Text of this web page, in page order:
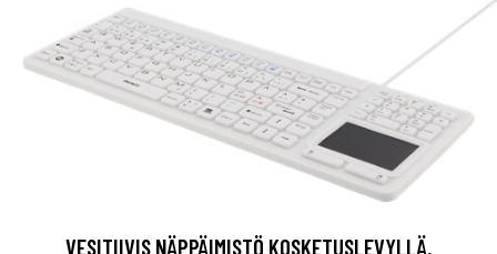
VESITIIVIS NÄPPÄIMISTÖ KOSKETUSLEVYLLÄ,